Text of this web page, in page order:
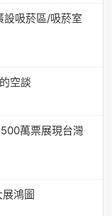
設吸菸區/吸菸室
空談
萬票展現台灣
鴻圖